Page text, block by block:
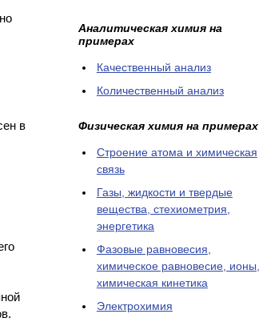
в
Аналитическая химия на
примерах
Качественный анализ
Количественный анализ
Физическая химия на примерах
Cтроение атома и химическая
связь
Газы, жидкости и твердые
вещества, стехиометрия,
энергетика
Фазовые равновесия,
химическое равновесие, ионы,
химическая кинетика
Электрохимия